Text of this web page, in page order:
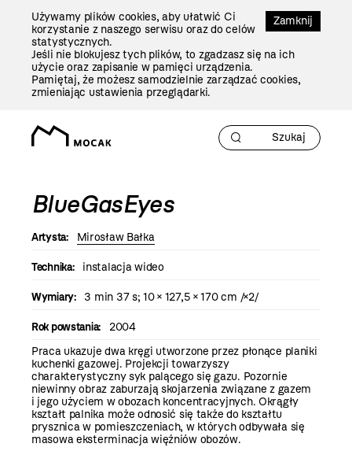
Zamknij
Używamy plików cookies, aby ułatwić Ci
korzystanie z naszego serwisu oraz do celów
statystycznych.
Jeśli nie blokujesz tych plików, to zgadzasz się na ich
użycie oraz zapisanie w pamięci urządzenia.
Pamiętaj, że możesz samodzielnie zarządzać cookies,
zmieniając ustawienia przeglądarki.
BlueGasEyes
Artysta: Mirosław Bałka
Technika: instalacja wideo
Wymiary: 3 min 37 s; 10 × 127,5 × 170 cm /×2/
Rok powstania:
2004
Praca ukazuje dwa kręgi utworzone przez płonące planiki
kuchenki gazowej. Projekcji towarzyszy
charakterystyczny syk palącego się gazu. Pozornie
niewinny obraz zaburzają skojarzenia związane z gazem
i jego użyciem w obozach koncentracyjnych. Okrągły
kształt palnika może odnosić się także do kształtu
prysznica w pomieszczeniach, w których odbywała się
masowa eksterminacja więźniów obozów.